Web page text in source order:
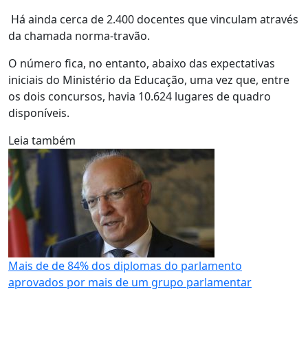
Há ainda cerca de 2.400 docentes que vinculam através
da chamada norma-travão.
O número fica, no entanto, abaixo das expectativas
iniciais do Ministério da Educação, uma vez que, entre
os dois concursos, havia 10.624 lugares de quadro
disponíveis.
Leia também
Mais de de 84% dos diplomas do parlamento
aprovados por mais de um grupo parlamentar